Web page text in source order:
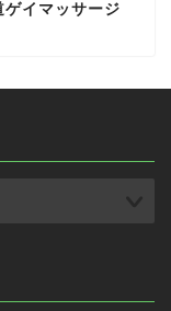
ゲイマッサージ